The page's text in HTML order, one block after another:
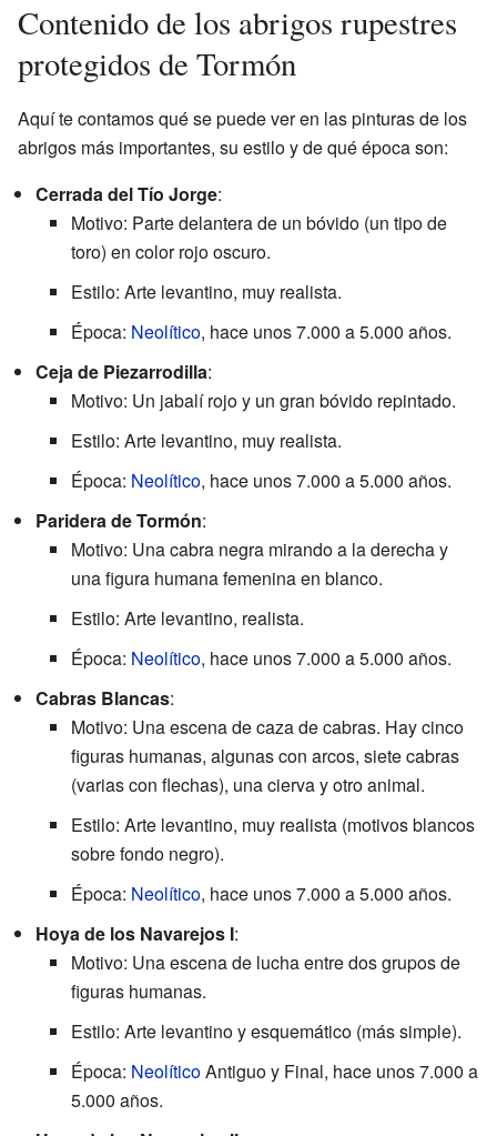
Contenido de los abrigos rupestres
protegidos de Tormón
Aquí te contamos qué se puede ver en las pinturas de los
abrigos más importantes, su estilo y de qué época son:
Cerrada del Tío Jorge:
Motivo: Parte delantera de un bóvido (un tipo de
toro) en color rojo oscuro.
Estilo: Arte levantino, muy realista.
Época: Neolítico, hace unos 7.000 a 5.000 años.
Ceja de Piezarrodilla:
Motivo: Un jabalí rojo y un gran bóvido repintado.
Estilo: Arte levantino, muy realista.
Época: Neolítico, hace unos 7.000 a 5.000 años.
Paridera de Tormón:
Motivo: Una cabra negra mirando a la derecha y
una figura humana femenina en blanco.
Estilo: Arte levantino, realista.
Época: Neolítico, hace unos 7.000 a 5.000 años.
Cabras Blancas:
Motivo: Una escena de caza de cabras. Hay cinco
figuras humanas, algunas con arcos, siete cabras
(varias con flechas), una cierva y otro animal.
Estilo: Arte levantino, muy realista (motivos blancos
sobre fondo negro).
Época: Neolítico, hace unos 7.000 a 5.000 años.
Hoya de los Navarejos I:
Motivo: Una escena de lucha entre dos grupos de
figuras humanas.
Estilo: Arte levantino y esquemático (más simple).
Época: NeolíticoAntiguo y Final, hace unos 7.000 a
5.000 años.